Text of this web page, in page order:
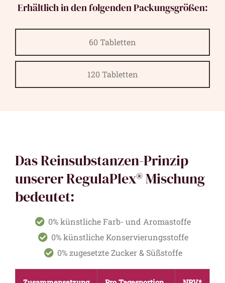
Erhältlich in den folgenden Packungsgrößen:
60 Tabletten
120 Tabletten
Das Reinsubstanzen-Prinzip
unserer RegulaPlex® Mischung
bedeutet:
0% künstliche Farb- und Aromastoffe
0% künstliche Konservierungsstoffe
0% zugesetzte Zucker & Süßstoffe